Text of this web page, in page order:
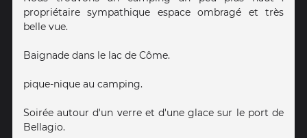
propriétaire sympathique espace ombragé et très
belle vue.
Baignade dans le lac de Côme.
pique-nique au camping.
Soirée autour d'un verre et d'une glace sur le port de
Bellagio.